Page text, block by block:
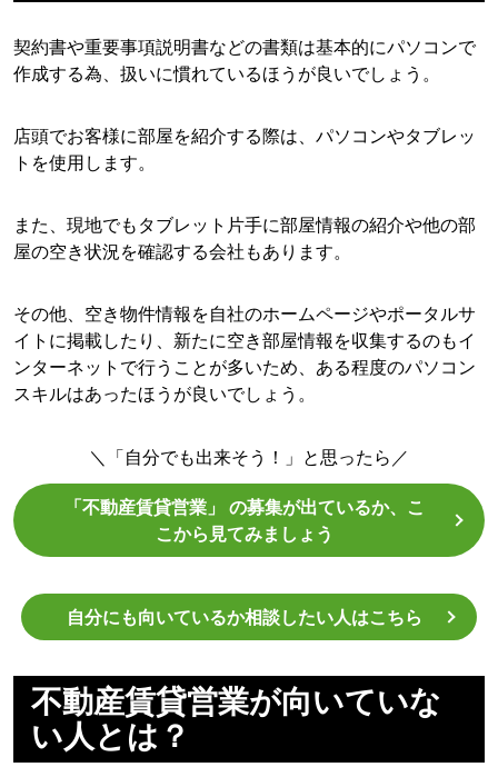
契約書や重要事項説明書などの書類は基本的にパソコンで
作成する為、扱いに慣れているほうが良いでしょう。
店頭でお客様に部屋を紹介する際は、パソコンやタブレッ
トを使用します。
また、現地でもタブレット片手に部屋情報の紹介や他の部
屋の空き状況を確認する会社もあります。
その他、空き物件情報を自社のホームページやポータルサ
イトに掲載したり、新たに空き部屋情報を収集するのもイ
ンターネットで行うことが多いため、ある程度のパソコン
スキルはあったほうが良いでしょう。
＼「自分でも出来そう！」と思ったら／
「不動産賃貸営業」 の募集が出ているか、こ
こから見てみましょう
自分にも向いているか相談したい人はこちら
不動産賃貸営業が向いていな
い人とは？